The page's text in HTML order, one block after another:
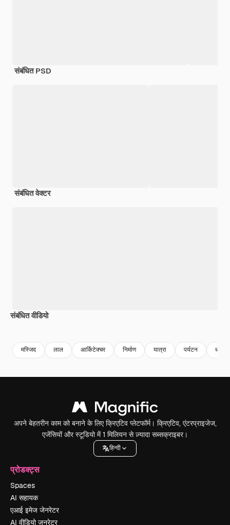
संबंधित PSD
संबंधित वेक्टर
संबंधित वीडियो
मस्जिद लाल आर्किटेक्चर निर्माण यात्रा पर्यटन धर्म
अपने बेहतरीन काम को बनाने के लिए क्रिएटिव प्लेटफॉर्म। क्रिएटिव, एंटरप्राइजेज,
एजेंसियों और स्टूडियो में 1 मिलियन से ज़्यादा सब्सक्राइबर।
हिन्दी
प्रोडक्ट्स
Spaces
AI सहायक
एआई इमेज जेनरेटर
AI वीडियो जनरेटर